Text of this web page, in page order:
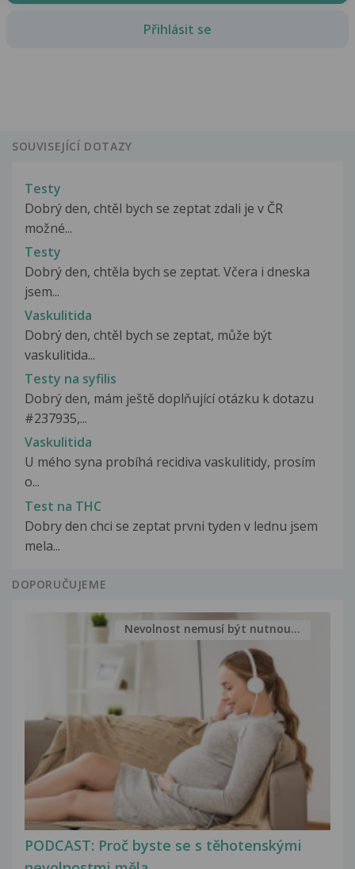
Přihlásit se
SOUVISEJÍCÍ DOTAZY
Testy
Dobrý den, chtěl bych se zeptat zdali je v ČR
možné...
Testy
Dobrý den, chtěla bych se zeptat. Včera i dneska
jsem...
Vaskulitida
Dobrý den, chtěl bych se zeptat, může být
vaskulitida...
Testy na syfilis
Dobrý den, mám ještě doplňující otázku k dotazu
#237935,...
Vaskulitida
U mého syna probíhá recidiva vaskulitidy, prosím
o...
Test na THC
Dobry den chci se zeptat prvni tyden v lednu jsem
mela...
DOPORUČUJEME
PODCAST: Proč byste se s těhotenskými
Nevolnost nemusí být nutnou...